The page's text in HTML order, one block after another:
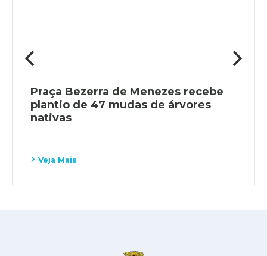
Praça Bezerra de Menezes recebe
plantio de 47 mudas de árvores
nativas
Veja Mais